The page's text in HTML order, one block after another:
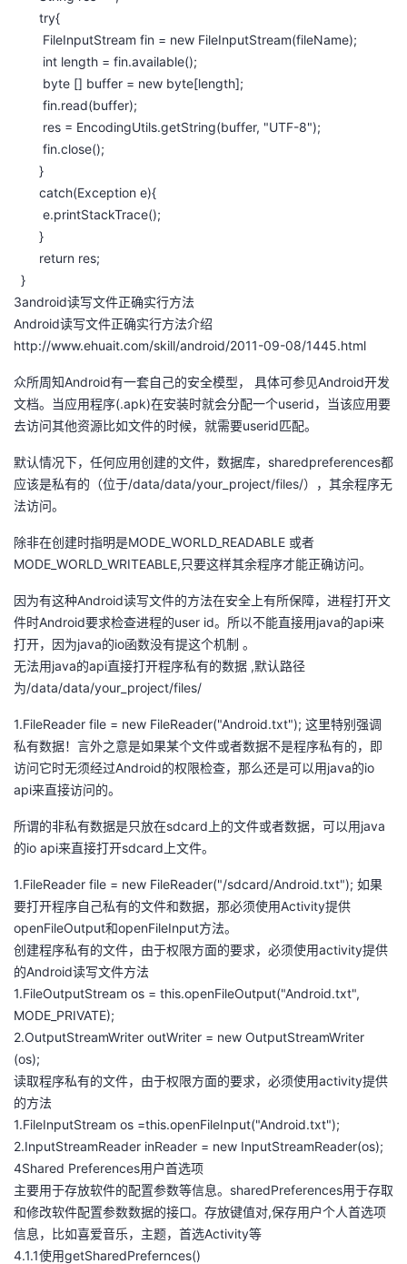
try{
FileInputStream fin = new FileInputStream(fileName);
int length = fin.available();
byte [] buffer = new byte[length];
fin.read(buffer);
res = EncodingUtils.getString(buffer, "UTF-8");
fin.close();
}
catch(Exception e){
e.printStackTrace();
}
return res;
}
3android读写文件正确实行方法
Android读写文件正确实行方法介绍
http://www.ehuait.com/skill/android/2011-09-08/1445.html
众所周知Android有一套自己的安全模型， 具体可参见Android开发
文档。当应用程序(.apk)在安装时就会分配一个userid，当该应用要
去访问其他资源比如文件的时候，就需要userid匹配。
默认情况下，任何应用创建的文件，数据库，sharedpreferences都
应该是私有的（位于/data/data/your_project/files/），其余程序无
法访问。
除非在创建时指明是MODE_WORLD_READABLE 或者
MODE_WORLD_WRITEABLE,只要这样其余程序才能正确访问。
因为有这种Android读写文件的方法在安全上有所保障，进程打开文
件时Android要求检查进程的user id。所以不能直接用java的api来
打开，因为java的io函数没有提这个机制 。
无法用java的api直接打开程序私有的数据 ,默认路径
为/data/data/your_project/files/
1.FileReader file = new FileReader("Android.txt"); 这里特别强调
私有数据！言外之意是如果某个文件或者数据不是程序私有的，即
访问它时无须经过Android的权限检查，那么还是可以用java的io
api来直接访问的。
所谓的非私有数据是只放在sdcard上的文件或者数据，可以用java
的io api来直接打开sdcard上文件。
1.FileReader file = new FileReader("/sdcard/Android.txt"); 如果
要打开程序自己私有的文件和数据，那必须使用Activity提供
openFileOutput和openFileInput方法。
创建程序私有的文件，由于权限方面的要求，必须使用activity提供
的Android读写文件方法
1.FileOutputStream os = this.openFileOutput("Android.txt",
MODE_PRIVATE);
2.OutputStreamWriter outWriter = new OutputStreamWriter
(os);
读取程序私有的文件，由于权限方面的要求，必须使用activity提供
的方法
1.FileInputStream os =this.openFileInput("Android.txt");
2.InputStreamReader inReader = new InputStreamReader(os);
4Shared Preferences用户首选项
主要用于存放软件的配置参数等信息。sharedPreferences用于存取
和修改软件配置参数数据的接口。存放键值对,保存用户个人首选项
信息，比如喜爱音乐，主题，首选Activity等
4.1.1使用getSharedPrefernces()